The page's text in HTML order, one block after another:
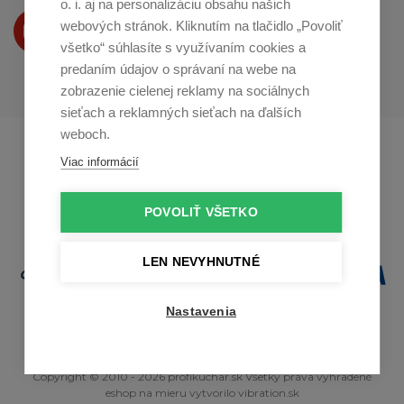
Produkty Vám predstavujeme
na Youtube
Profikuchař.cz
Copyright © 2010 - 2026 profikuchar.sk Všetky práva vyhradené
eshop na mieru vytvorilo vibration.sk
o. i. aj na personalizáciu obsahu našich
webových stránok. Kliknutím na tlačidlo „Povoliť
všetko“ súhlasíte s využívaním cookies a
predaním údajov o správaní na webe na
zobrazenie cielenej reklamy na sociálnych
sieťach a reklamných sieťach na ďalších
weboch.
Viac informácií
POVOLIŤ VŠETKO
LEN NEVYHNUTNÉ
Nastavenia